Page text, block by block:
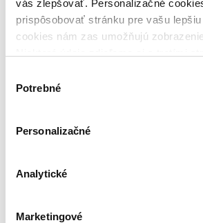
vás zlepšovať. Personalizačné
prispôsobovať stránku pre vašu
cookies nám zas umožňujú
Ďakujeme!
súhlasu
Potrebné
Personalizačné
Analytické
Marketingové
Dodanie ďalších môže trvať dlhšie,
13,10 €